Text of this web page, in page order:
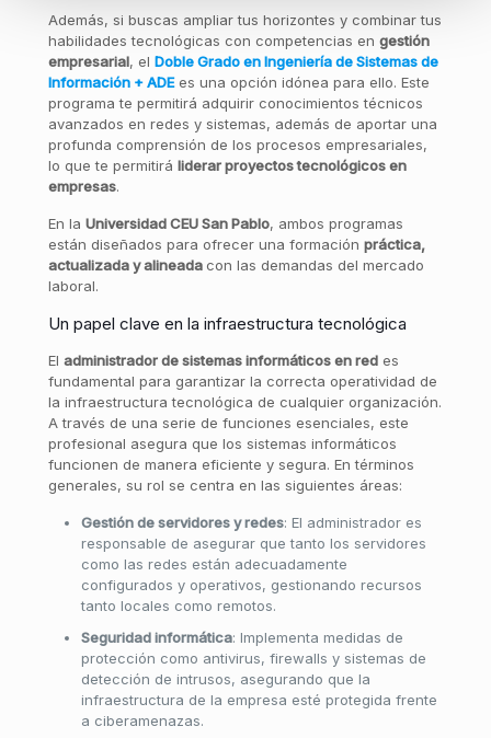
Además, si buscas ampliar tus horizontes y combinar tus
habilidades tecnológicas con competencias en gestión
empresarial, el Doble Grado en Ingeniería de Sistemas de
Información + ADEes una opción idónea para ello. Este
programa te permitirá adquirir conocimientos técnicos
avanzados en redes y sistemas, además de aportar una
profunda comprensión de los procesos empresariales,
lo que te permitirá liderar proyectos tecnológicos en
empresas.
En la Universidad CEU San Pablo, ambos programas
están diseñados para ofrecer una formación práctica,
actualizada y alineada con las demandas del mercado
laboral.
Un papel clave en la infraestructura tecnológica
El administrador de sistemas informáticos en redes
fundamental para garantizar la correcta operatividad de
la infraestructura tecnológica de cualquier organización.
A través de una serie de funciones esenciales, este
profesional asegura que los sistemas informáticos
funcionen de manera eficiente y segura. En términos
generales, su rol se centra en las siguientes áreas:
Gestión de servidores y redes: El administrador es
responsable de asegurar que tanto los servidores
como las redes están adecuadamente
configurados y operativos, gestionando recursos
tanto locales como remotos.
Seguridad informática: Implementa medidas de
protección como antivirus, firewalls y sistemas de
detección de intrusos, asegurando que la
infraestructura de la empresa esté protegida frente
a ciberamenazas.